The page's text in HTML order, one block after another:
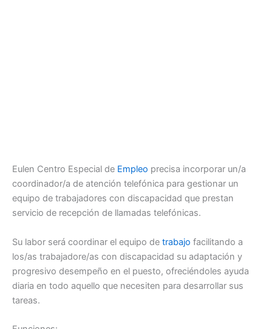
Eulen Centro Especial de Empleo precisa incorporar un/a
coordinador/a de atención telefónica para gestionar un
equipo de trabajadores con discapacidad que prestan
servicio de recepción de llamadas telefónicas.
Su labor será coordinar el equipo de trabajo facilitando a
los/as trabajadore/as con discapacidad su adaptación y
progresivo desempeño en el puesto, ofreciéndoles ayuda
diaria en todo aquello que necesiten para desarrollar sus
tareas.